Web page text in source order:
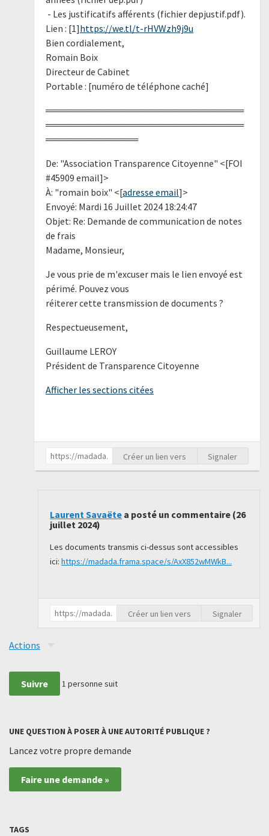
- Les justificatifs afférents (fichier depjustif.pdf).
Lien : [1]https://we.tl/t-rHVWzh9j9u
Bien cordialement,
Romain Boix
Directeur de Cabinet
Portable : [numéro de téléphone caché]
══════════════════════════════
══════════════════════════════
══════════════
De: "Association Transparence Citoyenne" <[FOI
#45909 email]>
À: "romain boix" <[adresse email]>
Envoyé: Mardi 16 Juillet 2024 18:24:47
Objet: Re: Demande de communication de notes
de frais
Madame, Monsieur,
Je vous prie de m'excuser mais le lien envoyé est
périmé. Pouvez vous
réiterer cette transmission de documents ?
Respectueusement,
Guillaume LEROY
Président de Transparence Citoyenne
Afficher les sections citées
Créer un lien vers Signaler
Laurent Savaëte a posté un commentaire (26
juillet 2024)
Les documents transmis ci-dessus sont accessibles
ici:https://madada.frama.space/s/AxX852wMWkB...
Créer un lien vers Signaler
Actions
Suivre 1 personne suit
UNE QUESTION À POSER À UNE AUTORITÉ PUBLIQUE ?
Lancez votre propre demande
Faire une demande »
TAGS